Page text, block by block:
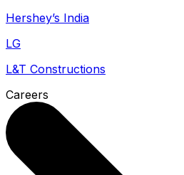
Hershey’s India
LG
L&T Constructions
Careers